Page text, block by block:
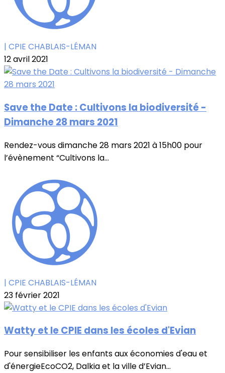
| CPIE CHABLAIS-LÉMAN
12 avril 2021
Save the Date : Cultivons la biodiversité -
Dimanche 28 mars 2021
Rendez-vous dimanche 28 mars 2021 à 15h00 pour
l’évènement “Cultivons la...
| CPIE CHABLAIS-LÉMAN
23 février 2021
Watty et le CPIE dans les écoles d'Evian
Pour sensibiliser les enfants aux économies d'eau et
d'énergieEcoCO2, Dalkia et la ville d’Evian...